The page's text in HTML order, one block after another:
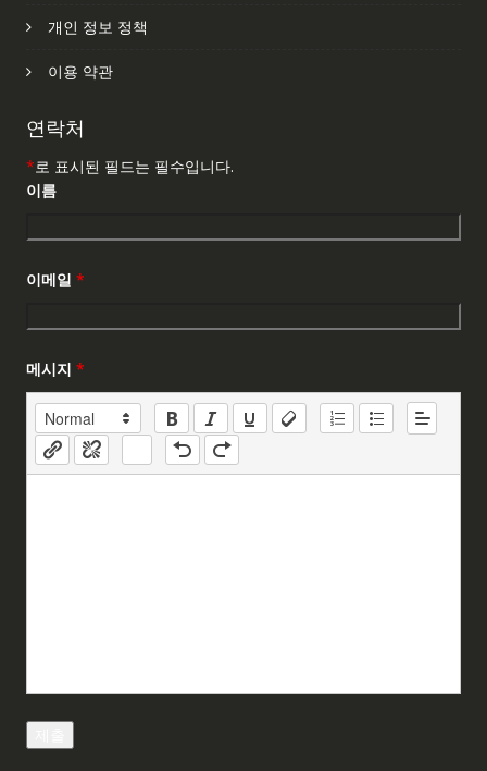
개인 정보 정책
이용 약관
연락처
*로 표시된 필드는 필수입니다.
이름
이메일 *
메시지 *